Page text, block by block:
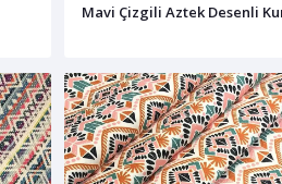
Mavi Çizgili Aztek Desenli